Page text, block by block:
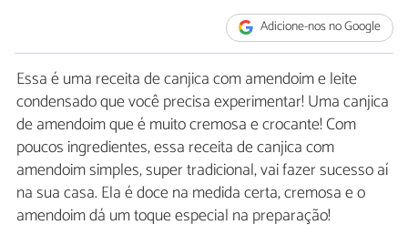
Adicione-nos no Google
Essa é uma receita de canjica com amendoim e leite
condensado que você precisa experimentar! Uma canjica
de amendoim que é muito cremosa e crocante! Com
poucos ingredientes, essa receita de canjica com
amendoim simples, super tradicional, vai fazer sucesso aí
na sua casa. Ela é doce na medida certa, cremosa e o
amendoim dá um toque especial na preparação!